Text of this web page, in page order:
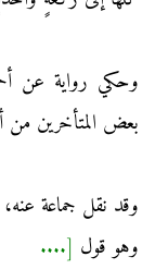
وحكي رواية عن
بعض المتأخرين من
وقد نقل جماعة
وهو قول [....